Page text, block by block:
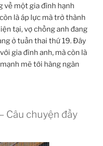
về một gia đình hạnh
là áp lực mà trở thành
tại, vợ chồng anh đang
ở tuần thai thứ 19. Đây
gia đình anh, mà còn là
mẽ tới hàng ngàn
Câu chuyện đầy